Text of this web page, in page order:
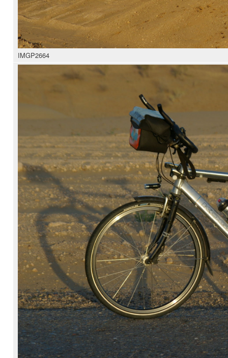
IMGP2664